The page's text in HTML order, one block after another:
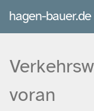
hagen-bauer.de
voran